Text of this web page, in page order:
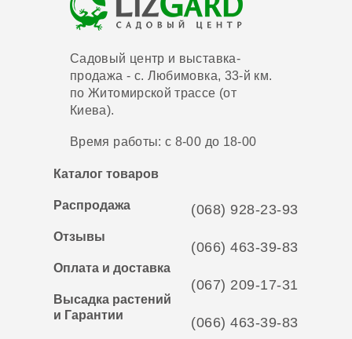
Садовый центр и выставка-
продажа - с. Любимовка, 33-й км.
по Житомирской трассе (от
Киева).
Время работы: с 8-00 до 18-00
Каталог товаров
Распродажа
Отзывы
Оплата и доставка
Высадка растений
и Гарантии
(068) 928-23-93
(066) 463-39-83
(067) 209-17-31
(066) 463-39-83